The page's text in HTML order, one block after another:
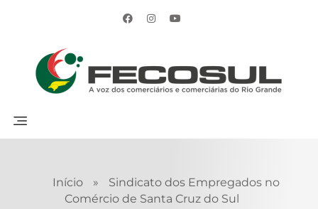
Início »
Sindicato dos Empregados no
Comércio de Santa Cruz do Sul